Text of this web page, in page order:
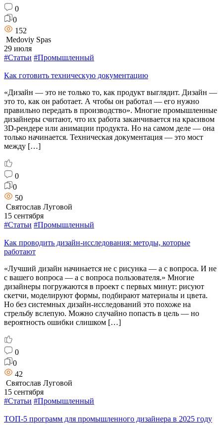
0
0
152
Medoviy Spas
29 июля
#Статьи #Промышленный
Как готовить техническую документацию
«Дизайн — это не только то, как продукт выглядит. Дизайн —
это то, как он работает. А чтобы он работал — его нужно
правильно передать в производство». Многие промышленные
дизайнеры считают, что их работа заканчивается на красивом
3D-рендере или анимации продукта. Но на самом деле — она
только начинается. Техническая документация — это мост
между […]
0
0
50
Святослав Луговой
15 сентября
#Статьи #Промышленный
Как проводить дизайн-исследования: методы, которые
работают
«Лучший дизайн начинается не с рисунка — а с вопроса. И не
с вашего вопроса — а с вопроса пользователя.» Многие
дизайнеры погружаются в проект с первых минут: рисуют
скетчи, моделируют формы, подбирают материалы и цвета.
Но без системных дизайн-исследований это похоже на
стрельбу вслепую. Можно случайно попасть в цель — но
вероятность ошибки слишком […]
0
0
42
Святослав Луговой
15 сентября
#Статьи #Промышленный
ТОП-5 программ для промышленного дизайнера в 2025 году